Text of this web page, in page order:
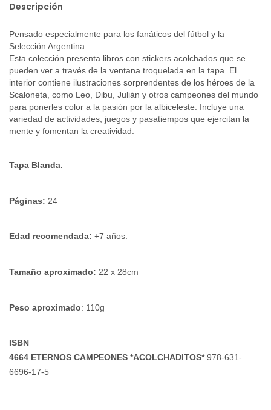
Descripción
Pensado especialmente para los fanáticos del fútbol y la
Selección Argentina.
Esta colección presenta libros con stickers acolchados que se
pueden ver a través de la ventana troquelada en la tapa. El
interior contiene ilustraciones sorprendentes de los héroes de la
Scaloneta, como Leo, Dibu, Julián y otros campeones del mundo
para ponerles color a la pasión por la albiceleste. Incluye una
variedad de actividades, juegos y pasatiempos que ejercitan la
mente y fomentan la creatividad.
Tapa Blanda.
Páginas: 24
Edad recomendada: +7 años.
Tamaño aproximado: 22 x 28cm
Peso aproximado: 110g
ISBN
4664 ETERNOS CAMPEONES *ACOLCHADITOS* 978-631-
6696-17-5